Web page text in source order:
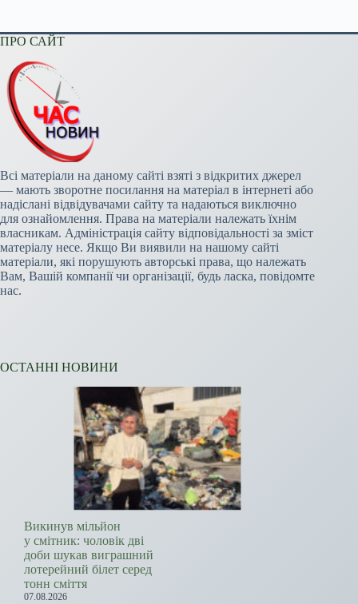
ПРО САЙТ
Всі матеріали на даному сайті взяті з відкритих джерел
— мають зворотне посилання на матеріал в інтернеті або
надіслані відвідувачами сайту та надаються виключно
для ознайомлення. Права на матеріали належать їхнім
власникам. Адміністрація сайту відповідальності за зміст
матеріалу несе. Якщо Ви виявили на нашому сайті
матеріали, які порушують авторські права, що належать
Вам, Вашій компанії чи організації, будь ласка, повідомте
нас.
ОСТАННІ НОВИНИ
Викинув мільйон
у смітник: чоловік дві
доби шукав виграшний
лотерейний білет серед
тонн сміття
07.08.2026